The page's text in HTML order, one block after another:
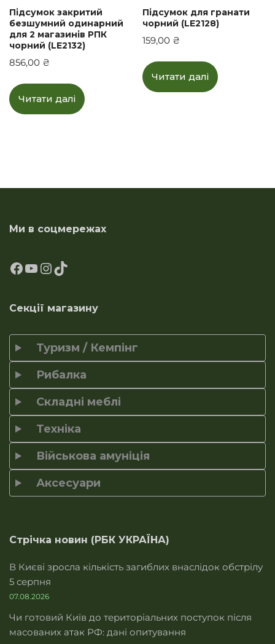
Підсумок закритий
безшумний одинарний
для 2 магазинів РПК
чорний (LE2132)
856,00 ₴
Читати далі
Підсумок для гранати
чорний (LE2128)
159,00 ₴
Читати далі
Ми в соцмережах
Секції магазину
Туризм / Кемпінг
Рибалка
Складні меблі
Техніка
Військова амуніція
Аксесуари
Стрічка новин (РБК УКРАЇНА)
В Києві зросла кількість загиблих внаслідок обстрілу
5 серпня
07.08.2026
Чи готовий Київ до територіальних поступок після
масованих атак РФ: дані опитування